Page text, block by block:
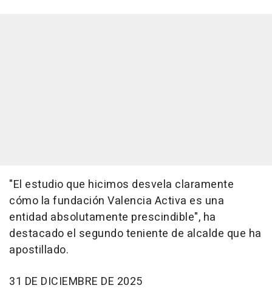
"El estudio que hicimos desvela claramente
cómo la fundación Valencia Activa es una
entidad absolutamente prescindible", ha
destacado el segundo teniente de alcalde que ha
apostillado.
31 DE DICIEMBRE DE 2025